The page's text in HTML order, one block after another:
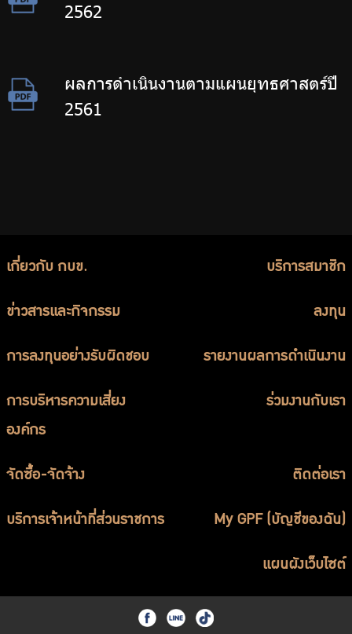
2562
ผลการดำเนินงานตามแผนยุทธศาสตร์ปี
2561
เกี่ยวกับ กบข. บริการสมาชิก
ข่าวสารและกิจกรรม ลงทุน
การลงทุนอย่างรับผิดชอบ รายงานผลการดำเนินงาน
การบริหารความเสี่ยง
องค์กร
ร่วมงานกับเรา
จัดซื้อ-จัดจ้าง ติดต่อเรา
บริการเจ้าหน้าที่ส่วนราชการ My GPF (บัญชีของฉัน)
แผนผังเว็บไซต์